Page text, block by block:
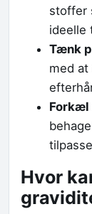
stoffer
ideelle
Tænk
med
Forkæl
Hvor